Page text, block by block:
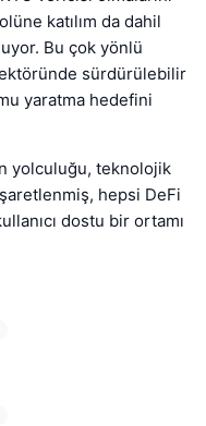
katılım da dahil
Bu çok yönlü
sürdürülebilir
yaratma hedefini
yolculuğu, teknolojik
hepsi DeFi
dostu bir ortamı